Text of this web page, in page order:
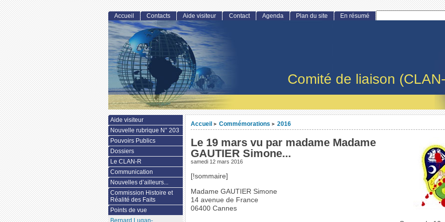
Comité de liaison
Accueil > Commémorations > 2016
Le 19 mars vu par madame Madame
GAUTIER Simone...
samedi 12 mars 2016
[!sommaire]
Madame GAUTIER Simone
14 avenue de France
06400 Cannes
Accueil Contacts Aide visiteur Contact Agenda Plan du site En résumé
Aide visiteur
Nouvelle rubrique N° 203
Pouvoirs Publics
Dossiers
Le CLAN-R
Communication
Nouvelles d’ailleurs...
Commission Histoire et
Réalité des Faits
Points de vue